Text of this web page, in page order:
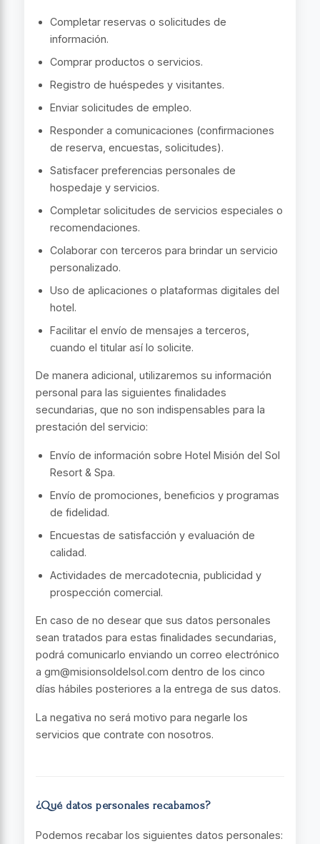
Completar reservas o solicitudes de
información.
Comprar productos o servicios.
Registro de huéspedes y visitantes.
Enviar solicitudes de empleo.
Responder a comunicaciones (confirmaciones
de reserva, encuestas, solicitudes).
Satisfacer preferencias personales de
hospedaje y servicios.
Completar solicitudes de servicios especiales o
recomendaciones.
Colaborar con terceros para brindar un servicio
personalizado.
Uso de aplicaciones o plataformas digitales del
hotel.
Facilitar el envío de mensajes a terceros,
cuando el titular así lo solicite.
De manera adicional, utilizaremos su información
personal para las siguientes finalidades
secundarias, que no son indispensables para la
prestación del servicio:
Envío de información sobre Hotel Misión del Sol
Resort & Spa.
Envío de promociones, beneficios y programas
de fidelidad.
Encuestas de satisfacción y evaluación de
calidad.
Actividades de mercadotecnia, publicidad y
prospección comercial.
En caso de no desear que sus datos personales
sean tratados para estas finalidades secundarias,
podrá comunicarlo enviando un correo electrónico
a gm@misionsoldelsol.com dentro de los cinco
días hábiles posteriores a la entrega de sus datos.
La negativa no será motivo para negarle los
servicios que contrate con nosotros.
¿Qué datos personales recabamos?
Podemos recabar los siguientes datos personales: